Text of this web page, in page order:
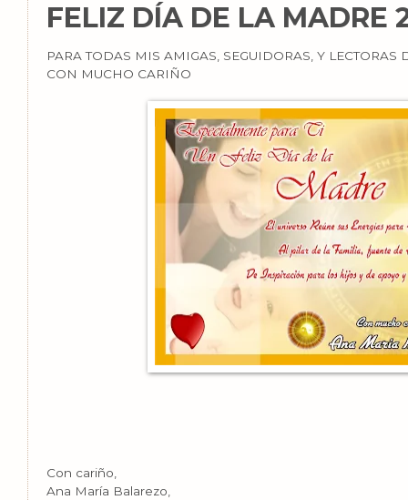
FELIZ DÍA DE LA MADRE
PARA TODAS MIS AMIGAS, SEGUIDORAS, Y LECTORAS
CON MUCHO CARIÑO
Con cariño,
Ana María Balarezo,